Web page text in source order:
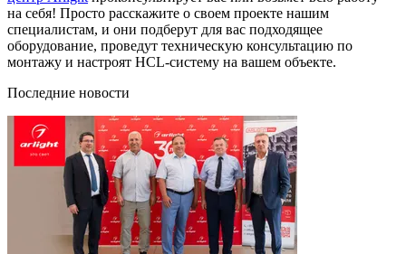
на себя! Просто расскажите о своем проекте нашим
специалистам, и они подберут для вас подходящее
оборудование, проведут техническую консультацию по
монтажу и настроят HCL-систему на вашем объекте.
Последние новости